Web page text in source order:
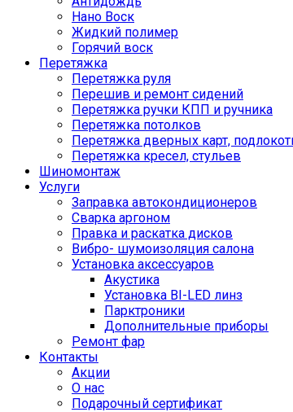
Нано Воск
Жидкий полимер
Горячий воск
Перетяжка
Перетяжка руля
Перешив и ремонт сидений
Перетяжка ручки КПП и ручника
Перетяжка потолков
Перетяжка дверных карт,
Перетяжка кресел, стульев
Шиномонтаж
Услуги
Заправка автокондиционеров
Сварка аргоном
Правка и раскатка дисков
Вибро- шумоизоляция салона
Установка аксессуаров
Акустика
Установка BI-LED линз
Парктроники
Дополнительные приборы
Ремонт фар
Контакты
Акции
О нас
Подарочный сертификат